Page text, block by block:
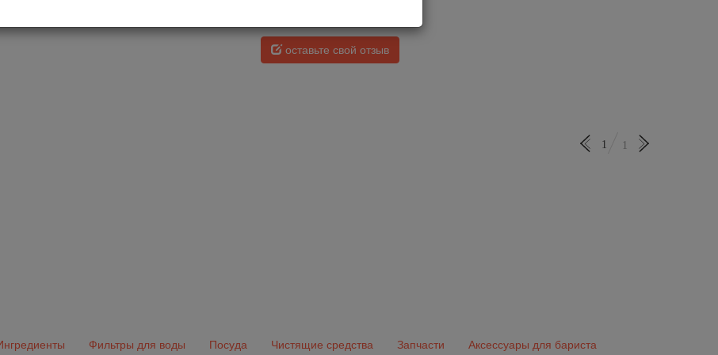
оставьте свой отзыв
1 1
Фильтры для воды Посуда Чистящие средства Запчасти Аксессуары для бариста